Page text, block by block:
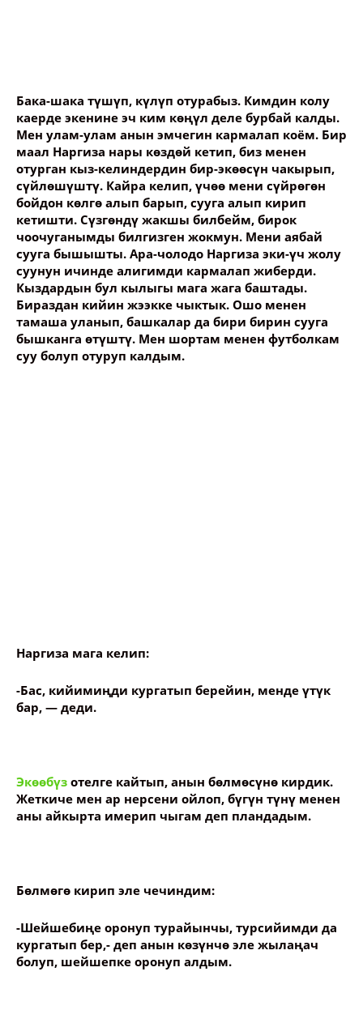
Бака-шака түшүп, күлүп отурабыз. Кимдин колу
каерде экенине эч ким көңүл деле бурбай калды.
Мен улам-улам анын эмчегин кармалап коём. Бир
маал Наргиза нары көздөй кетип, биз менен
отурган кыз-келиндердин бир-экөөсүн чакырып,
сүйлөшүштү. Кайра келип, үчөө мени сүйрөгөн
бойдон көлгө алып барып, сууга алып кирип
кетишти. Сүзгөндү жакшы билбейм, бирок
чоочуганымды билгизген жокмун. Мени аябай
сууга бышышты. Ара-чолодо Наргиза эки-үч жолу
суунун ичинде алигимди кармалап жиберди.
Кыздардын бул кылыгы мага жага баштады.
Бираздан кийин жээкке чыктык. Ошо менен
тамаша уланып, башкалар да бири бирин сууга
бышканга өтүштү. Мен шортам менен футболкам
суу болуп отуруп калдым.
Наргиза мага келип:
-Бас, кийимиңди кургатып берейин, менде үтүк
бар, — деди.
Экөөбүз отелге кайтып, анын бөлмөсүнө кирдик.
Жеткиче мен ар нерсени ойлоп, бүгүн түнү менен
аны айкырта имерип чыгам деп пландадым.
Бөлмөгө кирип эле чечиндим:
-Шейшебиңе оронуп турайынчы, турсийимди да
кургатып бер,- деп анын көзүнчө эле жылаңач
болуп, шейшепке оронуп алдым.